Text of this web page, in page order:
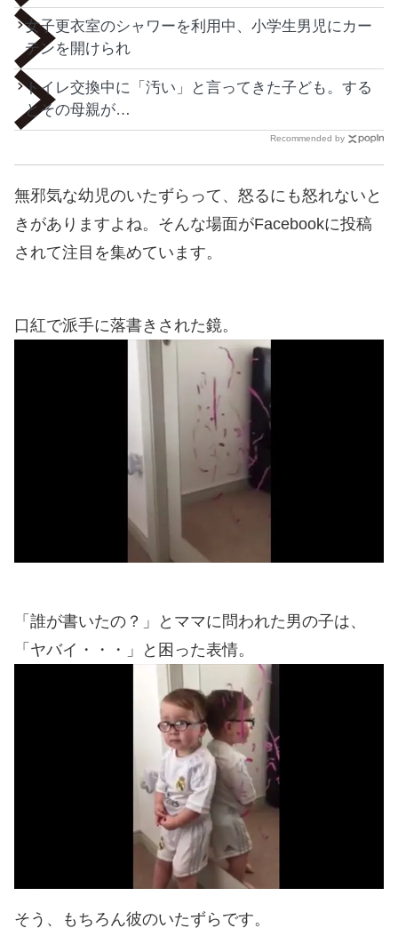
女子更衣室のシャワーを利用中、小学生男児にカー
テンを開けられ
トイレ交換中に「汚い」と言ってきた子ども。する
とその母親が…
Recommended by
無邪気な幼児のいたずらって、怒るにも怒れないと
きがありますよね。そんな場面がFacebookに投稿
されて注目を集めています。
口紅で派手に落書きされた鏡。
「誰が書いたの？」とママに問われた男の子は、
「ヤバイ・・・」と困った表情。
そう、もちろん彼のいたずらです。